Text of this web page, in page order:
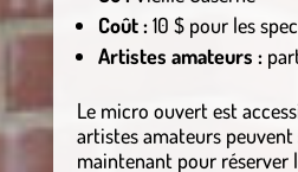
Coût :10 $ pour les
Artistes amateurs :
Le micro ouvert est
artistes amateurs peuvent
maintenant pour réserver